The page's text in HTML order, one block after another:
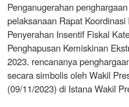
Penganugerahan
pelaksanaan Rapat Koordinasi
Penyerahan Insentif Fiskal
Penghapusan Kemiskinan
2023. rencananya
secara simbolis oleh Wakil
(09/11/2023) di Istana Wakil